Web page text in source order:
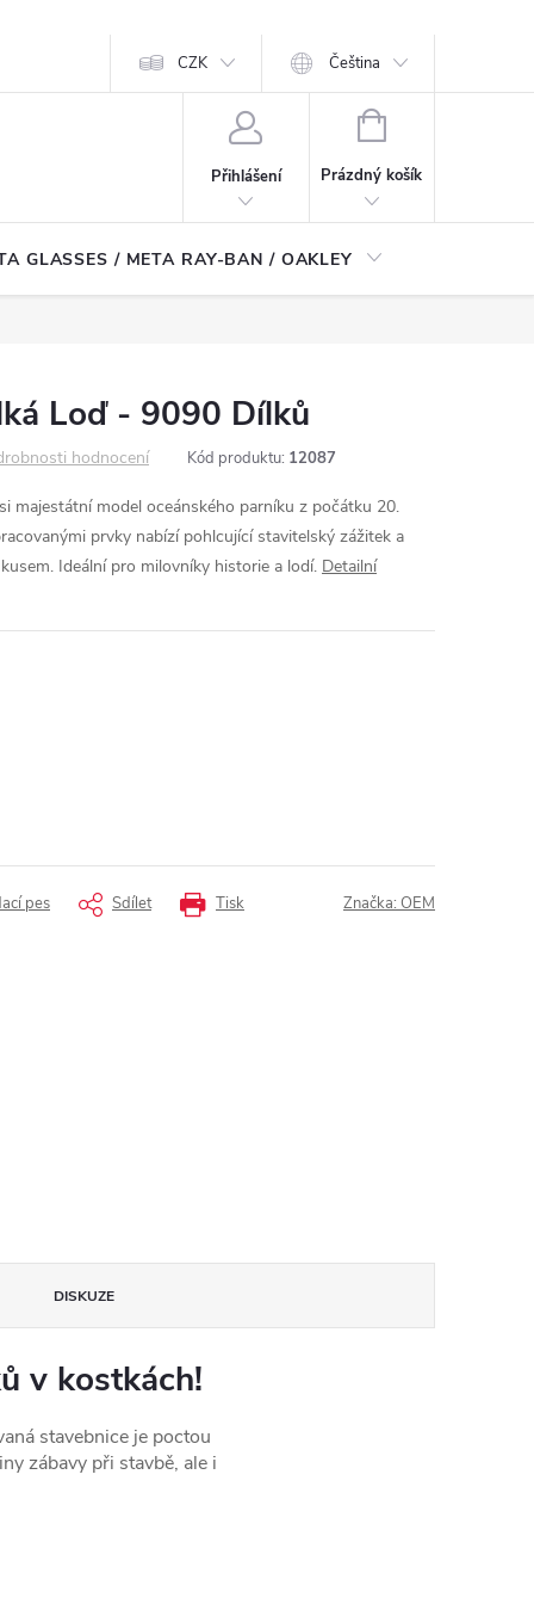
CZK Čeština
Přihlášení
NÁKUPNÍ
Prázdný košík
GLASSES / META RAY-BAN / OAKLEY
Loď - 9090 Dílků
hodnocení Kód produktu: 12087
majestátní model oceánského parníku z počátku 20.
prvky nabízí pohlcující stavitelský zážitek a
Ideální pro milovníky historie a lodí. Detailní
Tisk
pes Sdílet Značka: OEM
DISKUZE
v kostkách!
stavebnice je poctou
zábavy při stavbě, ale i